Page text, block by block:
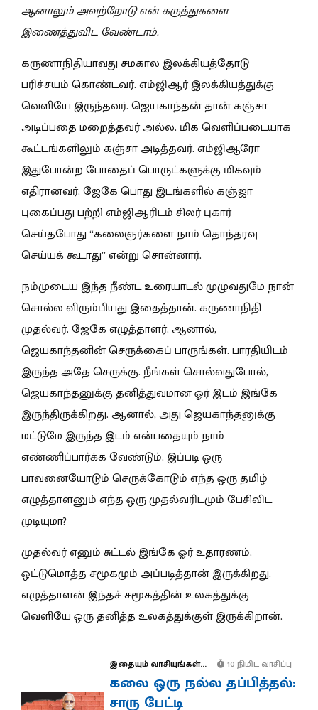
ஆனாலும் அவற்றோடு என் கருத்துகளை
இணைத்துவிட வேண்டாம்.
கருணாநிதியாவது சமகால இலக்கியத்தோடு
பரிச்சயம் கொண்டவர். எம்ஜிஆர் இலக்கியத்துக்கு
வெளியே இருந்தவர். ஜெயகாந்தன் தான் கஞ்சா
அடிப்பதை மறைத்தவர் அல்ல. மிக வெளிப்படையாக
கூட்டங்களிலும் கஞ்சா அடித்தவர். எம்ஜிஆரோ
இதுபோன்ற போதைப் பொருட்களுக்கு மிகவும்
எதிரானவர். ஜேகே பொது இடங்களில் கஞ்ஜா
புகைப்பது பற்றி எம்ஜிஆரிடம் சிலர் புகார்
செய்தபோது “கலைஞர்களை நாம் தொந்தரவு
செய்யக் கூடாது” என்று சொன்னார்.
நம்முடைய இந்த நீண்ட உரையாடல் முழுவதுமே நான்
சொல்ல விரும்பியது இதைத்தான். கருணாநிதி
முதல்வர். ஜேகே எழுத்தாளர். ஆனால்,
ஜெயகாந்தனின் செருக்கைப் பாருங்கள். பாரதியிடம்
இருந்த அதே செருக்கு. நீங்கள் சொல்வதுபோல்,
ஜெயகாந்தனுக்கு தனித்துவமான ஓர் இடம் இங்கே
இருந்திருக்கிறது. ஆனால், அது ஜெயகாந்தனுக்கு
மட்டுமே இருந்த இடம் என்பதையும் நாம்
எண்ணிப்பார்க்க வேண்டும். இப்படி ஒரு
பாவனையோடும் செருக்கோடும் எந்த ஒரு தமிழ்
எழுத்தாளனும் எந்த ஒரு முதல்வரிடமும் பேசிவிட
முடியுமா?
முதல்வர் எனும் சுட்டல் இங்கே ஓர் உதாரணம்.
ஒட்டுமொத்த சமூகமும் அப்படித்தான் இருக்கிறது.
எழுத்தாளன் இந்தச் சமூகத்தின் உலகத்துக்கு
வெளியே ஒரு தனித்த உலகத்துக்குள் இருக்கிறான்.
இதையும் வாசியுங்கள்... 10 நிமிட வாசிப்பு
கலை ஒரு நல்ல தப்பித்தல்:
சாரு பேட்டி